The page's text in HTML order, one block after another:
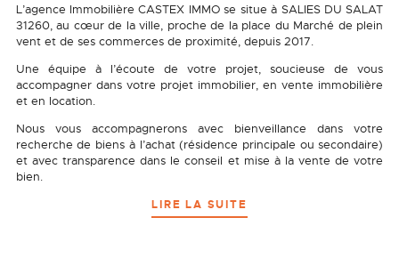
L’agence Immobilière CASTEX IMMO se situe à SALIES DU SALAT
31260, au cœur de la ville, proche de la place du Marché de plein
vent et de ses commerces de proximité, depuis 2017.
Une équipe à l’écoute de votre projet, soucieuse de vous
accompagner dans votre projet immobilier, en vente immobilière
et en location.
Nous vous accompagnerons avec bienveillance dans votre
recherche de biens à l’achat (résidence principale ou secondaire)
et avec transparence dans le conseil et mise à la vente de votre
bien.
LIRE LA SUITE